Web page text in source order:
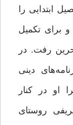
ابتدایی را
و برای تکمیل
رفت. در
دینی
او در کنار
روستای